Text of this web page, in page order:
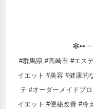
#群馬県 #高崎市 #エス
イエット #美容 #健康的
テ #オーダーメイドプ
イエット #便秘改善 #冷